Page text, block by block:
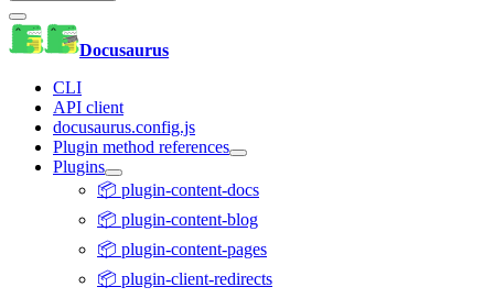
Docusaurus
CLI
API client
docusaurus.config.js
Plugin method references
Plugins
📦 plugin-content-docs
📦 plugin-content-blog
📦 plugin-content-pages
📦 plugin-client-redirects